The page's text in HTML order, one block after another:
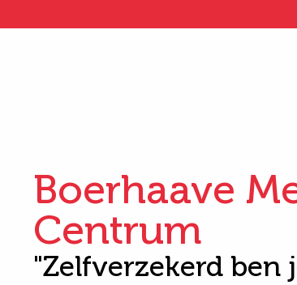
Boerhaave
Centrum
"Zelfverzekerd ben